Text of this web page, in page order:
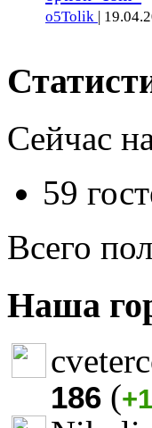
o5Tolik |
Сейчас
59
Всего
Наша
186 (